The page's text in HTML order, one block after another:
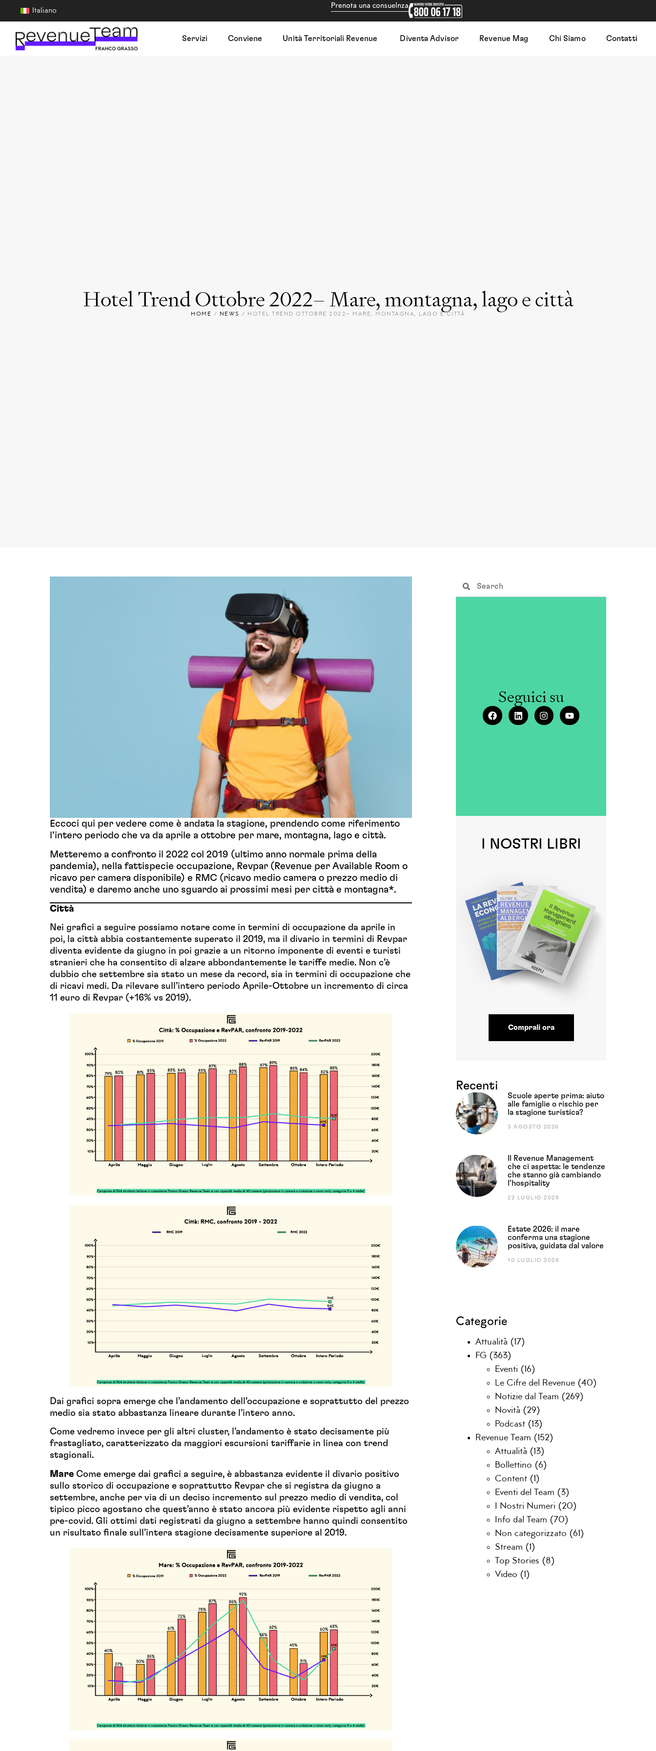
Italiano
Prenota una consuelnza
Servizi Conviene Unità Territoriali Revenue Diventa Advisor Revenue Mag Chi Siamo Contatti
Hotel Trend Ottobre 2022– Mare, montagna, lago e città
HOME / NEWS / HOTEL TREND OTTOBRE 2022– MARE, MONTAGNA, LAGO E CITTÀ
Eccoci qui per vedere come è andata la stagione, prendendo come riferimento
l’intero periodo che va da aprile a ottobre per mare, montagna, lago e città.
Metteremo a confronto il 2022 col 2019 (ultimo anno normale prima della
pandemia), nella fattispecie occupazione, Revpar (Revenue per Available Room o
ricavo per camera disponibile) e RMC (ricavo medio camera o prezzo medio di
vendita) e daremo anche uno sguardo ai prossimi mesi per città e montagna*.
Città
Nei grafici a seguire possiamo notare come in termini di occupazione da aprile in
poi, la città abbia costantemente superato il 2019, ma il divario in termini di Revpar
diventa evidente da giugno in poi grazie a un ritorno imponente di eventi e turisti
stranieri che ha consentito di alzare abbondantemente le tariffe medie. Non c’è
dubbio che settembre sia stato un mese da record, sia in termini di occupazione che
di ricavi medi. Da rilevare sull’intero periodo Aprile-Ottobre un incremento di circa
11 euro di Revpar (+16% vs 2019).
Dai grafici sopra emerge che l’andamento dell’occupazione e soprattutto del prezzo
medio sia stato abbastanza lineare durante l’intero anno.
Come vedremo invece per gli altri cluster, l’andamento è stato decisamente più
frastagliato, caratterizzato da maggiori escursioni tariffarie in linea con trend
stagionali.
Mare Come emerge dai grafici a seguire, è abbastanza evidente il divario positivo
sullo storico di occupazione e soprattutto Revpar che si registra da giugno a
settembre, anche per via di un deciso incremento sul prezzo medio di vendita, col
tipico picco agostano che quest’anno è stato ancora più evidente rispetto agli anni
pre-covid. Gli ottimi dati registrati da giugno a settembre hanno quindi consentito
un risultato finale sull’intera stagione decisamente superiore al 2019.
Seguici su
I NOSTRI LIBRI
Comprali ora
Recenti
Scuole aperte prima: aiuto
alle famiglie o rischio per
la stagione turistica?
3 AGOSTO 2026
Il Revenue Management
che ci aspetta: le tendenze
che stanno già cambiando
l’hospitality
22 LUGLIO 2026
Estate 2026: il mare
conferma una stagione
positiva, guidata dal valore
10 LUGLIO 2026
Categorie
Attualità (17)
FG (363)
Eventi (16)
Le Cifre del Revenue (40)
Notizie dal Team (269)
Novità (29)
Podcast (13)
Revenue Team (152)
Attualità (13)
Bollettino (6)
Content (1)
Eventi del Team (3)
I Nostri Numeri (20)
Info dal Team (70)
Non categorizzato (61)
Stream (1)
Top Stories (8)
Video (1)